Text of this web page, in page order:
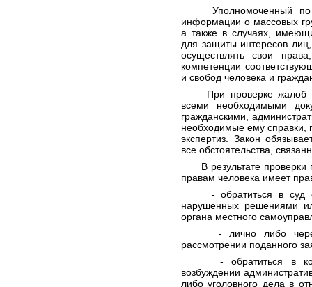
Уполномоченный по
информации о массовых
а также в случаях,
для защиты интересов
осуществлять свои
компетенции
и свобод человека и
При проверке жалоб
всеми необходимыми
гражданскими,
необходимые ему справки,
экспертиз. Закон
все обстоятельства,
В результате проверки
правам человека имеет
- обратиться в суд с
нарушенных решениями
органа местного
- лично либо через
рассмотрении поданного
- обратиться в
возбуждении
либо уголовного дела в